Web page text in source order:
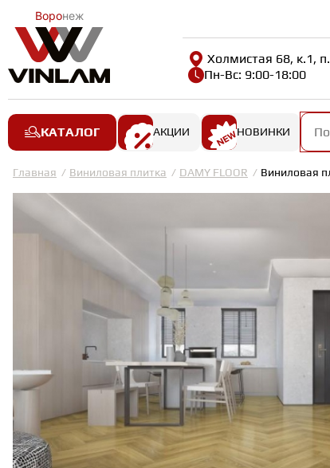
Воронеж
Холмистая 68, к.1,
Пн-Вс: 9:00-18:00
КАТАЛОГ АКЦИИ НОВИНКИ
Главная Виниловая плитка DAMY FLOOR Виниловая